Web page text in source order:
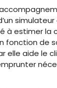
à estimer la
fonction de
elle aide le